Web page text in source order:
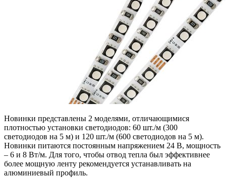
Новинки представлены 2 моделями, отличающимися
плотностью установки светодиодов: 60 шт./м (300
светодиодов на 5 м) и 120 шт./м (600 светодиодов на 5 м).
Новинки питаются постоянным напряжением 24 В, мощность
– 6 и 8 Вт/м. Для того, чтобы отвод тепла был эффективнее
более мощную ленту рекомендуется устанавливать на
алюминиевый профиль.